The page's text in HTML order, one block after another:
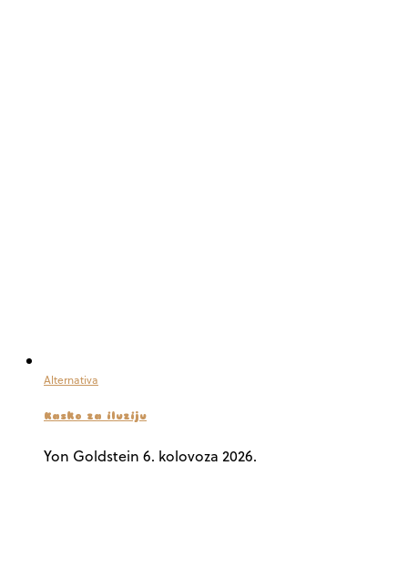
Alternativa
Kasko za iluziju
Yon Goldstein 6. kolovoza 2026.